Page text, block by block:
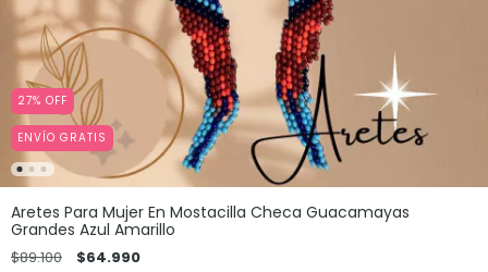
27% OFF
ENVÍO GRATIS
Aretes Para Mujer En Mostacilla Checa Guacamayas
Grandes Azul Amarillo
$89.100 $64.990